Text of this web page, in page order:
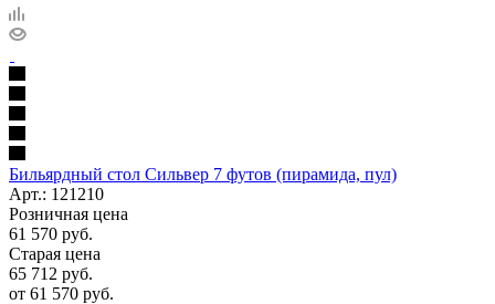
Бильярдный стол Сильвер 7 футов (пирамида, пул)
Арт.: 121210
Розничная цена
61 570 руб.
Старая цена
65 712 руб.
от 61 570 руб.